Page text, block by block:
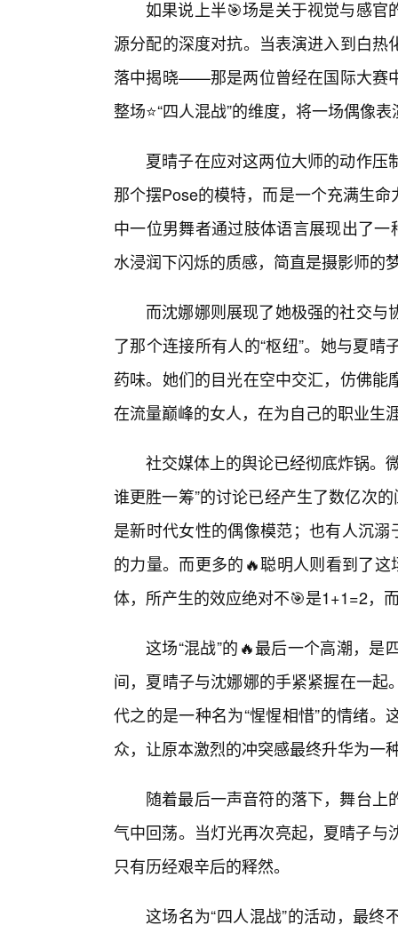
如果说上半🎯场是关于视觉与感官
源分配的深度对抗。当表演进入到白
落中揭晓——那是两位曾经在国际大赛
整场⭐“四人混战”的维度，将一场偶像
夏晴子在应对这两位大师的动作
那个摆Pose的模特，而是一个充满生
中一位男舞者通过肢体语言展现出了
水浸润下闪烁的质感，简直是摄影师的
而沈娜娜则展现了她极强的社交
了那个连接所有人的“枢纽”。她与夏
药味。她们的目光在空中交汇，仿佛
在流量巅峰的女人，在为自己的职业生
社交媒体上的舆论已经彻底炸锅。
谁更胜一筹”的讨论已经产生了数亿次
是新时代女性的偶像模范；也有人沉
的力量。而更多的🔥聪明人则看到了
体，所产生的效应绝对不🎯是1+1=2，
这场“混战”的🔥最后一个高潮，
间，夏晴子与沈娜娜的手紧紧握在一
代之的是一种名为“惺惺相惜”的情绪
众，让原本激烈的冲突感最终升华为一
随着最后一声音符的落下，舞台
气中回荡。当灯光再次亮起，夏晴子
只有历经艰辛后的释然。
这场名为“四人混战”的活动，最